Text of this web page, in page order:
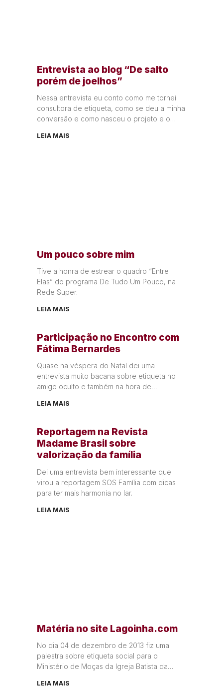
Entrevista ao blog “De salto
porém de joelhos”
Nessa entrevista eu conto como me tornei
consultora de etiqueta, como se deu a minha
conversão e como nasceu o projeto e o
LEIA MAIS
Um pouco sobre mim
Tive a honra de estrear o quadro “Entre
Elas” do programa De Tudo Um Pouco, na
Rede Super.
LEIA MAIS
Participação no Encontro com
Fátima Bernardes
Quase na véspera do Natal dei uma
entrevista muito bacana sobre etiqueta no
amigo oculto e também na hora de
LEIA MAIS
Reportagem na Revista
Madame Brasil sobre
valorização da família
Dei uma entrevista bem interessante que
virou a reportagem SOS Família com dicas
para ter mais harmonia no lar.
LEIA MAIS
Matéria no site Lagoinha.com
No dia 04 de dezembro de 2013 fiz uma
palestra sobre etiqueta social para o
Ministério de Moças da Igreja Batista da
LEIA MAIS